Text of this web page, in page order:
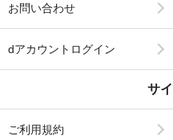
お問い合わせ
dアカウントログイン
サ
ご利用規約